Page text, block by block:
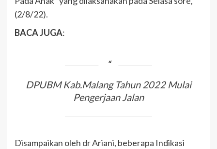
(2/8/22).
BACA JUGA:
DPUBM Kab.Malang Tahun 2022 Mulai
Pengerjaan Jalan
Disampaikan oleh dr Ariani, beberapa Indikasi